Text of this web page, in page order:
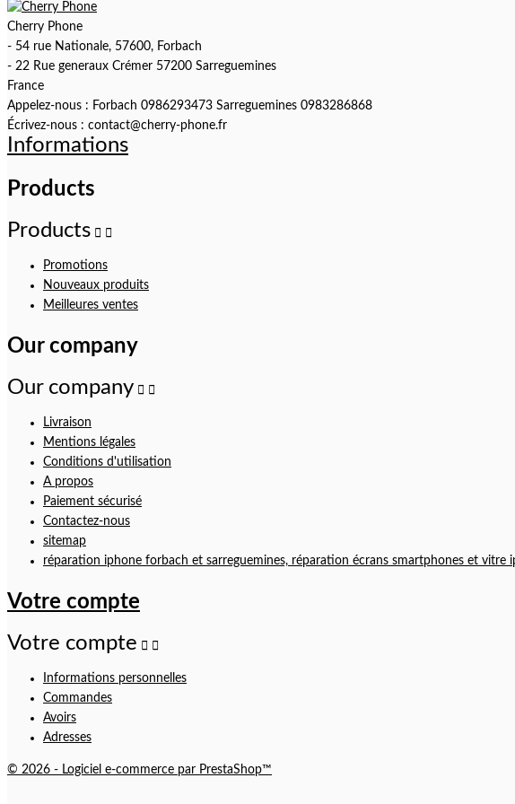
Cherry Phone
- 54 rue Nationale, 57600, Forbach
- 22 Rue generaux Crémer 57200 Sarreguemines
France
Appelez-nous : Forbach 0986293473 Sarreguemines 0983286868
Écrivez-nous : contact@cherry-phone.fr
Informations
Products
Products  
Promotions
Nouveaux produits
Meilleures ventes
Our company
Our company  
Livraison
Mentions légales
Conditions d'utilisation
A propos
Paiement sécurisé
Contactez-nous
sitemap
réparation iphone forbach et sarreguemines, réparation écrans smartphones et vitre
Votre compte
Votre compte  
Informations personnelles
Commandes
Avoirs
Adresses
© 2026 - Logiciel e-commerce par PrestaShop™